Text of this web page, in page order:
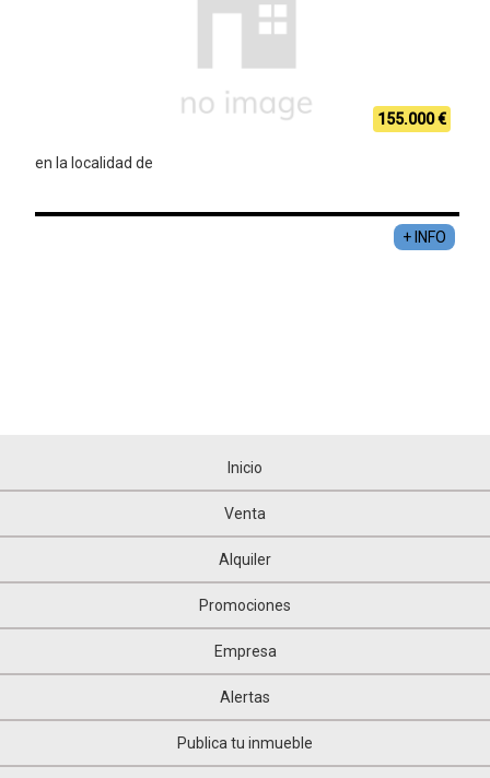
155.000 €
en la localidad de
+ INFO
Inicio
Venta
Alquiler
Promociones
Empresa
Alertas
Publica tu inmueble